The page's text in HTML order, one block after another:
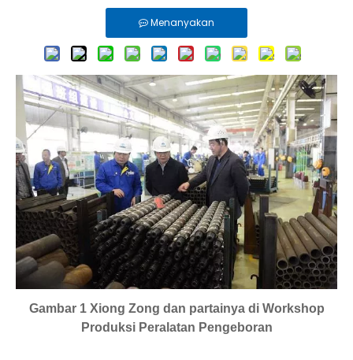
Menanyakan
Gambar 1 Xiong Zong dan partainya di Workshop
Produksi Peralatan Pengeboran